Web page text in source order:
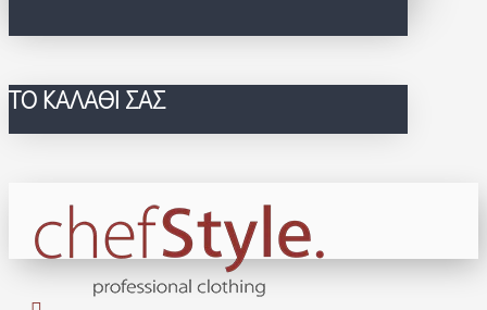
ΤΟ ΚΑΛΆΘΙ ΣΑΣ